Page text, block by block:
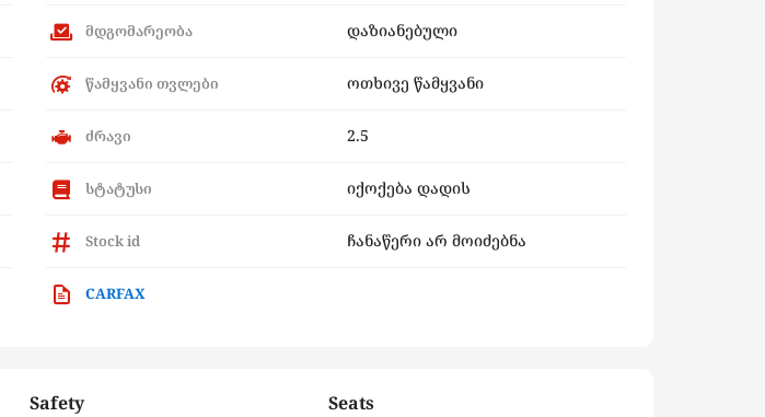
მდგომარეობა დაზიანებული
წამყვანი თვლები ოთხივე წამყვანი
ძრავი 2.5
სტატუსი იქოქება დადის
Stock id ჩანაწერი არ მოიძებნა
CARFAX
Safety Seats